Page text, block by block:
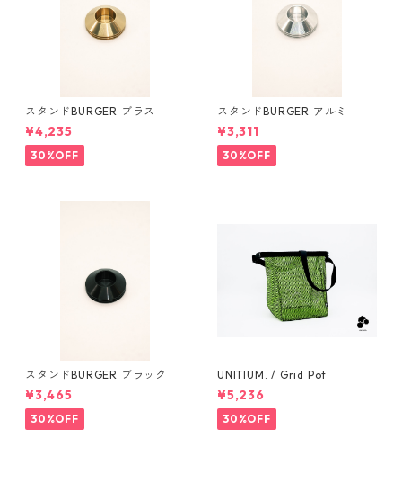
スタンドBURGER ブラス
¥4,235
30%OFF
スタンドBURGER アルミ
¥3,311
30%OFF
スタンドBURGER ブラック
¥3,465
30%OFF
UNITIUM. / Grid Pot
¥5,236
30%OFF